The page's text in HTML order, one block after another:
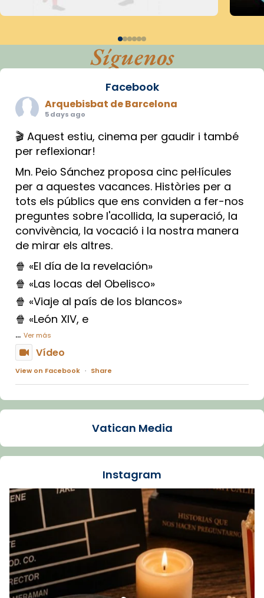
Síguenos
Facebook
Arquebisbat de Barcelona
5 days ago
🎬 Aquest estiu, cinema per gaudir i també
per reflexionar!
Mn. Peio Sánchez proposa cinc pel·lícules
per a aquestes vacances. Històries per a
tots els públics que ens conviden a fer-nos
preguntes sobre l'acollida, la superació, la
convivència, la vocació i la nostra manera
de mirar els altres.
🍿 «El día de la revelación»
🍿 «Las locas del Obelisco»
🍿 «Viaje al país de los blancos»
🍿 «León XIV, e
... Ver más
Vídeo
View on Facebook · Share
Arquebisbat de Barcelona
La Carmina va patir depressió. Fa gairebé
dos mesos, a l'Estadi Lluís Companys, la
Recupera l'entrevista comp
Vatican
tican News 👇
www.vaticannews.va/es/iglesia/news/2026-
07/carmina-historia-depresion-papa-viaje-
espana-testimoni...
Foto
Vatican Media
Instagram